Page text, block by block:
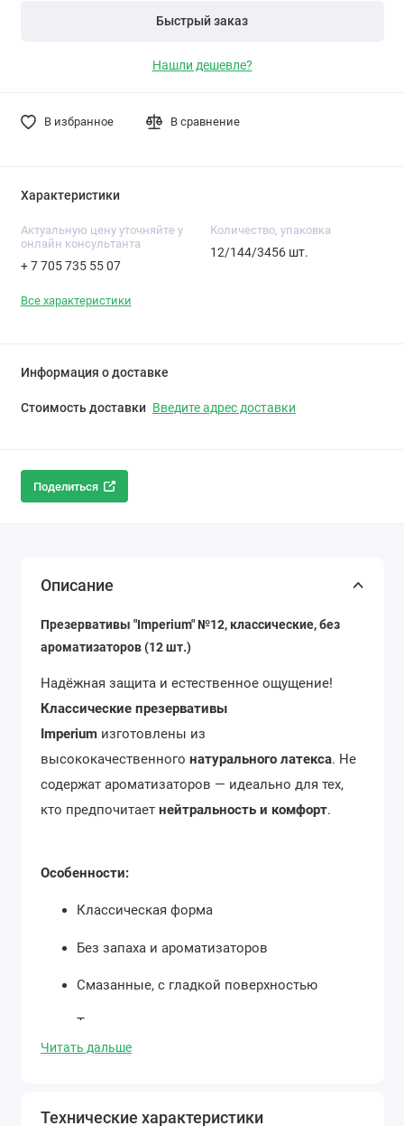
Быстрый заказ
Нашли дешевле?
В избранное В сравнение
Характеристики
Актуальную цену уточняйте у
онлайн консультанта
+ 7 705 735 55 07
Количество, упаковка
12/144/3456 шт.
Все характеристики
Информация о доставке
Стоимость доставки Введите адрес доставки
Поделиться
Описание
Презервативы "Imperium" №12, классические, без
ароматизаторов (12 шт.)
Надёжная защита и естественное ощущение!
Классические презервативы
Imperium изготовлены из
высококачественного натурального латекса. Не
содержат ароматизаторов — идеально для тех,
кто предпочитает нейтральность и комфорт.
Особенности:
Классическая форма
Без запаха и ароматизаторов
Смазанные, с гладкой поверхностью
Тонкие, прочные и эластичные
В упаковке: 12 штуки
Читать дальше
Технические характеристики